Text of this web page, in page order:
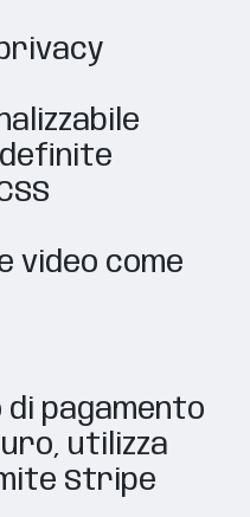
video come
pagamento
utilizza
Stripe